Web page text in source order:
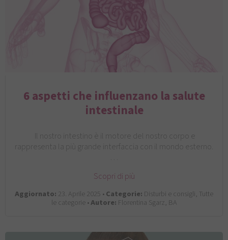
6 aspetti che influenzano la salute
intestinale
Il nostro intestino è il motore del nostro corpo e
rappresenta la più grande interfaccia con il mondo esterno.
Scopri di più
Aggiornato: 23. Aprile 2025 •Categorie: Disturbi e consigli, Tutte
le categorie •Autore: Florentina Sgarz, BA